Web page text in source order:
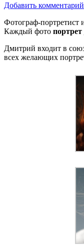
Добавить комментарий
Фотограф-портретист
Каждый фото
Дмитрий входит в
всех желающих